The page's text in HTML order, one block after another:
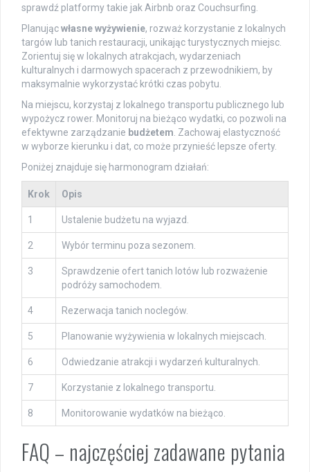
sprawdź platformy takie jak Airbnb oraz Couchsurfing.
Planującwłasne wyżywienie, rozważ korzystanie z lokalnych
targów lub tanich restauracji, unikając turystycznych miejsc.
Zorientuj się w lokalnych atrakcjach, wydarzeniach
kulturalnych i darmowych spacerach z przewodnikiem, by
maksymalnie wykorzystać krótki czas pobytu.
Na miejscu, korzystaj z lokalnego transportu publicznego lub
wypożycz rower. Monitoruj na bieżąco wydatki, co pozwoli na
efektywne zarządzanie budżetem . Zachowaj elastyczność
w wyborze kierunku i dat, co może przynieść lepsze oferty.
Poniżej znajduje się harmonogram działań:
Krok Opis
1 Ustalenie budżetu na wyjazd.
2 Wybór terminu poza sezonem.
3
Sprawdzenie ofert tanich lotów lub rozważenie
podróży samochodem.
4 Rezerwacja tanich noclegów.
5 Planowanie wyżywienia w lokalnych miejscach.
6 Odwiedzanie atrakcji i wydarzeń kulturalnych.
7 Korzystanie z lokalnego transportu.
8 Monitorowanie wydatków na bieżąco.
FAQ – najczęściej zadawane pytania